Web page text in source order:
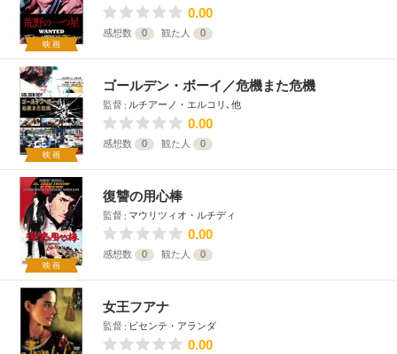
映画
0.00
感想数 0 観た人 0
映画
ゴールデン・ボーイ／危機また危機
監督 ルチアーノ・エルコリ､他
0.00
感想数 0 観た人 0
映画
復讐の用心棒
監督 マウリツィオ・ルチディ
0.00
感想数 0 観た人 0
女王フアナ
監督 ビセンテ・アランダ
0.00